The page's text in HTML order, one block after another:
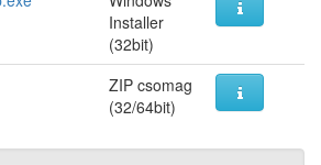
Installer
(32bit)
ZIP csomag
(32/64bit)